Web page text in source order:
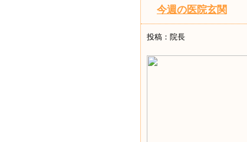
今週の医院玄関
投稿：院長